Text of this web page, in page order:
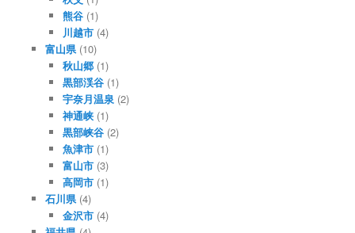
熊谷 (1)
川越市 (4)
富山県(10)
秋山郷 (1)
黒部渓谷 (1)
宇奈月温泉 (2)
神通峡 (1)
黒部峡谷 (2)
魚津市 (1)
富山市 (3)
高岡市 (1)
石川県(4)
金沢市 (4)